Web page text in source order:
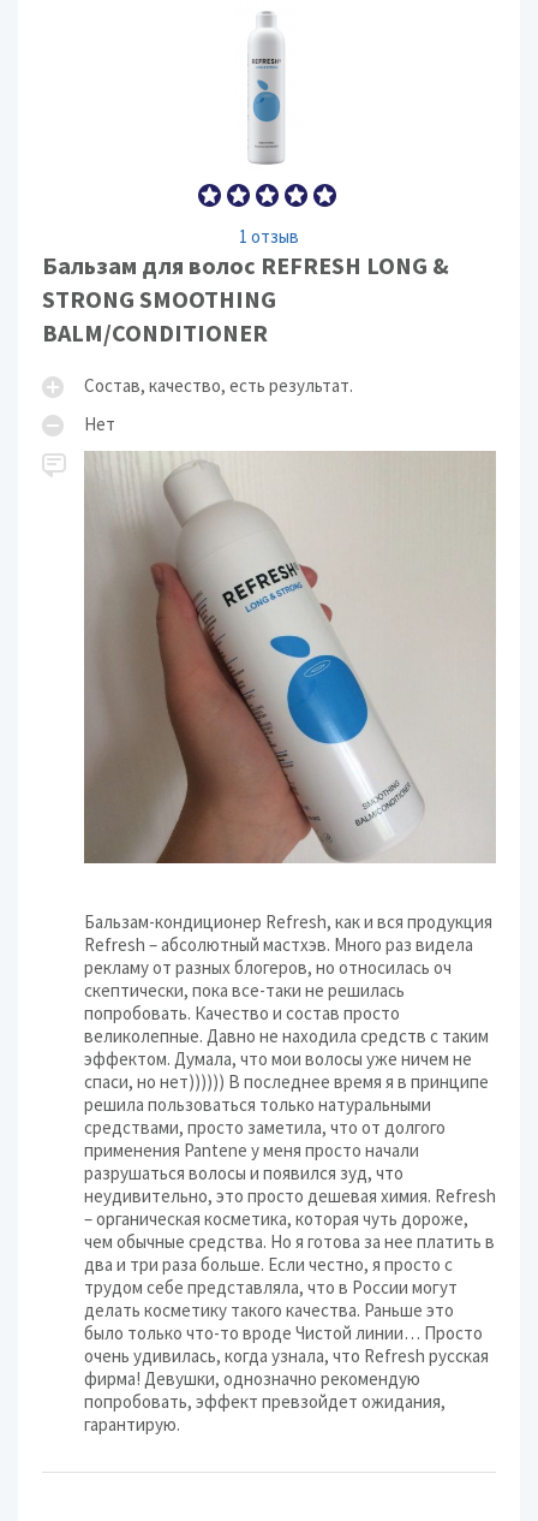
1 отзыв
Бальзам для волос REFRESH LONG &
STRONG SMOOTHING
BALM/CONDITIONER
Состав, качество, есть результат.
Нет
Бальзам-кондиционер Refresh, как и вся продукция
Refresh – абсолютный мастхэв. Много раз видела
рекламу от разных блогеров, но относилась оч
скептически, пока все-таки не решилась
попробовать. Качество и состав просто
великолепные. Давно не находила средств с таким
эффектом. Думала, что мои волосы уже ничем не
спаси, но нет)))))) В последнее время я в принципе
решила пользоваться только натуральными
средствами, просто заметила, что от долгого
применения Pantene у меня просто начали
разрушаться волосы и появился зуд, что
неудивительно, это просто дешевая химия. Refresh
– органическая косметика, которая чуть дороже,
чем обычные средства. Но я готова за нее платить в
два и три раза больше. Если честно, я просто с
трудом себе представляла, что в России могут
делать косметику такого качества. Раньше это
было только что-то вроде Чистой линии… Просто
очень удивилась, когда узнала, что Refresh русская
фирма! Девушки, однозначно рекомендую
попробовать, эффект превзойдет ожидания,
гарантирую.